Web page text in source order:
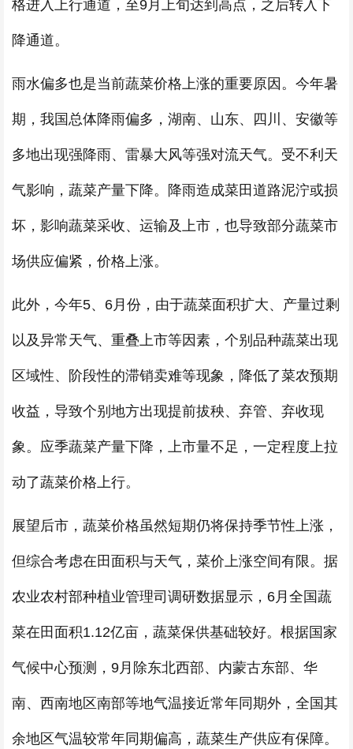
格进入上行通道，至9月上旬达到高点，之后转入下
降通道。
雨水偏多也是当前蔬菜价格上涨的重要原因。今年暑
期，我国总体降雨偏多，湖南、山东、四川、安徽等
多地出现强降雨、雷暴大风等强对流天气。受不利天
气影响，蔬菜产量下降。降雨造成菜田道路泥泞或损
坏，影响蔬菜采收、运输及上市，也导致部分蔬菜市
场供应偏紧，价格上涨。
此外，今年5、6月份，由于蔬菜面积扩大、产量过剩
以及异常天气、重叠上市等因素，个别品种蔬菜出现
区域性、阶段性的滞销卖难等现象，降低了菜农预期
收益，导致个别地方出现提前拔秧、弃管、弃收现
象。应季蔬菜产量下降，上市量不足，一定程度上拉
动了蔬菜价格上行。
展望后市，蔬菜价格虽然短期仍将保持季节性上涨，
但综合考虑在田面积与天气，菜价上涨空间有限。据
农业农村部种植业管理司调研数据显示，6月全国蔬
菜在田面积1.12亿亩，蔬菜保供基础较好。根据国家
气候中心预测，9月除东北西部、内蒙古东部、华
南、西南地区南部等地气温接近常年同期外，全国其
余地区气温较常年同期偏高，蔬菜生产供应有保障。